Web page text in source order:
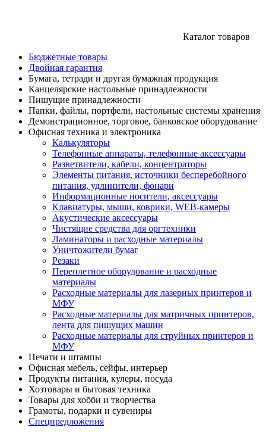
Каталог товаров
Бюджетные товары
Двойная гарантия
Бумага, тетради и другая бумажная продукция
Канцелярские настольные принадлежности
Пишущие принадлежности
Папки, файлы, портфели, настольные системы хранения
Демонстрационное, торговое, банковское оборудование
Офисная техника и электроника
Калькуляторы
Телефонные аппараты, телефонные аксессуары
Разветвители, кабели, концентраторы
Элементы питания, источники бесперебойного
питания, удлинители, фонари
Информационные носители, аксессуары
Клавиатуры, мыши, коврики, WEB-камеры
Акустические аксессуары
Чистящие средства для оргтехники
Ламинаторы и расходные материалы
Уничтожители бумаг
Резаки
Переплетное оборудование и расходные
материалы
Расходные материалы для лазерных принтеров и
МФУ
Расходные материалы для матричных принтеров,
лента для пишущих машин
Расходные материалы для струйных принтеров и
МФУ
Печати и штампы
Офисная мебель, сейфы, интерьер
Продукты питания, кулеры, посуда
Хозтовары и бытовая техника
Товары для хобби и творчества
Грамоты, подарки и сувениры
Спецпредложения